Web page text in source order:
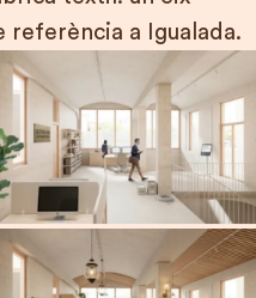
referència a Igualada.